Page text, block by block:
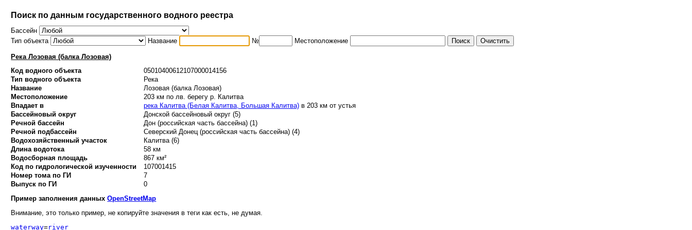
Поиск по данным государственного водного реестра
Бассейн
Тип объекта
Название № Местоположение
Река Лозовая (балка Лозовая)
Код водного объекта
05010400612107000014156
Тип водного объекта
Река
Название
Лозовая (балка Лозовая)
Местоположение
203 км по лв. берегу р. Калитва
Впадает в
река Калитва (Белая Калитва, Большая Калитва)в 203 км от устья
Бассейновый округ
Донской бассейновый округ (5)
Речной бассейн
Дон (российская часть бассейна) (1)
Речной подбассейн
Северский Донец (российская часть бассейна) (4)
Водохозяйственный участок
Калитва (6)
Длина водотока
58 км
Водосборная площадь
867 км²
Код по гидрологической изученности
107001415
Номер тома по ГИ
7
Выпуск по ГИ
0
Пример заполнения данныхOpenStreetMap
Внимание, это только пример, не копируйте значения в теги как есть, не думая.
waterway=river